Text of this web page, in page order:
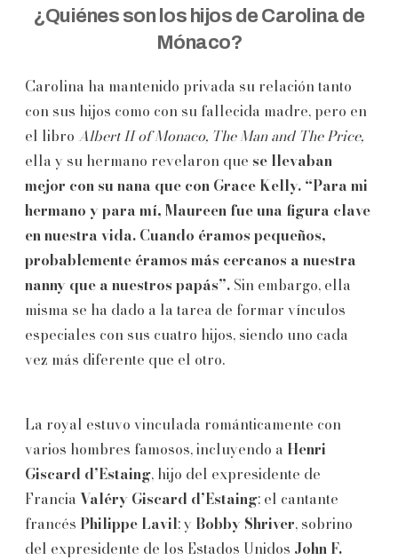
¿Quiénes son los hijos de Carolina de
Mónaco?
Carolina ha mantenido privada su relación tanto
con sus hijos como con su fallecida madre, pero en
el libro Albert II of Monaco, The Man and The Price,
ella y su hermano revelaron que se llevaban
mejor con su nana que con Grace Kelly. “Para mi
hermano y para mí, Maureen fue una figura clave
en nuestra vida. Cuando éramos pequeños,
probablemente éramos más cercanos a nuestra
nanny que a nuestros papás”. Sin embargo, ella
misma se ha dado a la tarea de formar vínculos
especiales con sus cuatro hijos, siendo uno cada
vez más diferente que el otro.
La royal estuvo vinculada románticamente con
varios hombres famosos, incluyendo a Henri
Giscard d’Estaing, hijo del expresidente de
Francia Valéry Giscard d’Estaing; el cantante
francés Philippe Lavil; y Bobby Shriver, sobrino
del expresidente de los Estados Unidos John F.